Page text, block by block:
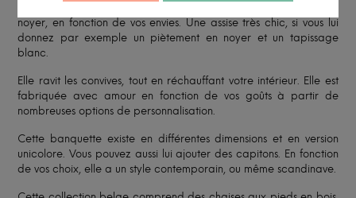
noyer, en fonction de vos envies. Une assise très chic, si vous lui
donnez par exemple un piètement en noyer et un tapissage
blanc.
Elle ravit les convives, tout en réchauffant votre intérieur. Elle est
fabriquée avec amour en fonction de vos goûts à partir de
nombreuses options de personnalisation.
Cette banquette existe en différentes dimensions et en version
unicolore. Vous pouvez aussi lui ajouter des capitons. En fonction
de vos choix, elle a un style contemporain, ou même scandinave.